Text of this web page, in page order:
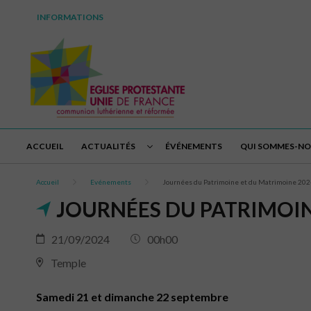
INFORMATIONS
ACCUEIL ACTUALITÉS ÉVÉNEMENTS QUI SOMMES-
Accueil Evénements Journées du Patrimoine et du Matrimoine
JOURNÉES DU
21/09/2024
00h00
Temple
Samedi 21 et dimanche 22 septembre